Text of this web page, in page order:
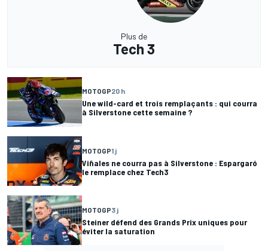
Plus de
Tech 3
MOTOGP20 h
Une wild-card et trois remplaçants : qui courra
à Silverstone cette semaine ?
MOTOGP1 j
Viñales ne courra pas à Silverstone : Espargaró
le remplace chez Tech3
MOTOGP3 j
Steiner défend des Grands Prix uniques pour
éviter la saturation